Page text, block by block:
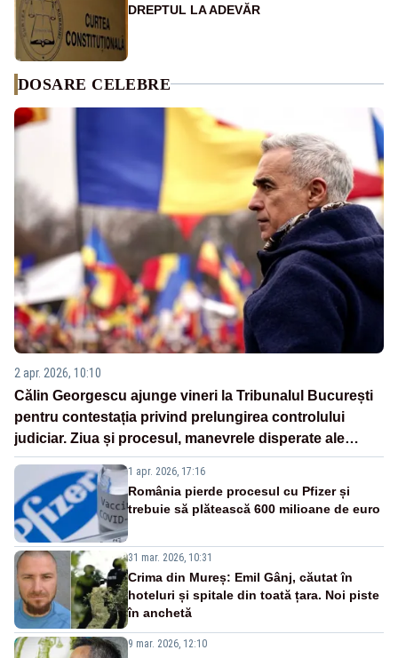
DREPTUL LA ADEVĂR
DOSARE CELEBRE
2 apr. 2026, 10:10
Călin Georgescu ajunge vineri la Tribunalul București
pentru contestația privind prelungirea controlului
judiciar. Ziua și procesul, manevrele disperate ale
Sistemului
1 apr. 2026, 17:16
România pierde procesul cu Pfizer și
trebuie să plătească 600 milioane de euro
31 mar. 2026, 10:31
Crima din Mureș: Emil Gânj, căutat în
hoteluri și spitale din toată țara. Noi piste
în anchetă
9 mar. 2026, 12:10